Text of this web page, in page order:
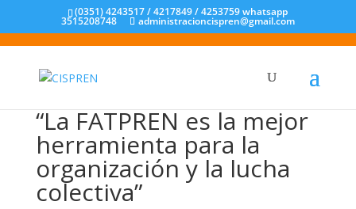
(0351) 4243517 / 4217849 / 4253759 whatsapp
3515208748 administracioncispren@gmail.com
“La FATPREN es la mejor
herramienta para la
organización y la lucha
colectiva”